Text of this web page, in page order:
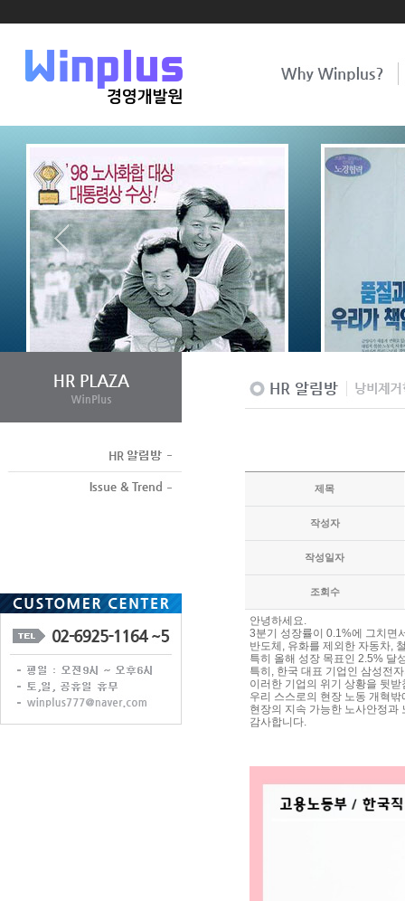
제목
작성자
작성일자
조회수
안녕하세요.
3분기 성장률이 0.1%에 그치면
반도체, 유화를 제외한 자동차,
특히 올해 성장 목표인 2.5% 달
특히, 한국 대표 기업인 삼성전
이러한 기업의 위기 상황을 뒷
우리 스스로의 현장 노동 개혁
현장의 지속 가능한 노사안정과
감사합니다.